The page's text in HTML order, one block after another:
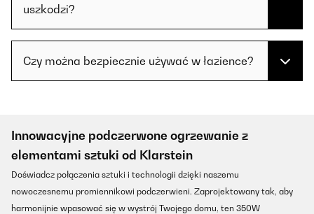
uszkodzi?
Czy można bezpiecznie używać w łazience?
Innowacyjne podczerwone ogrzewanie z
elementami sztuki od Klarstein
Doświadcz połączenia sztuki i technologii dzięki naszemu
nowoczesnemu promiennikowi podczerwieni. Zaprojektowany tak, aby
harmonijnie wpasować się w wystrój Twojego domu, ten 350W